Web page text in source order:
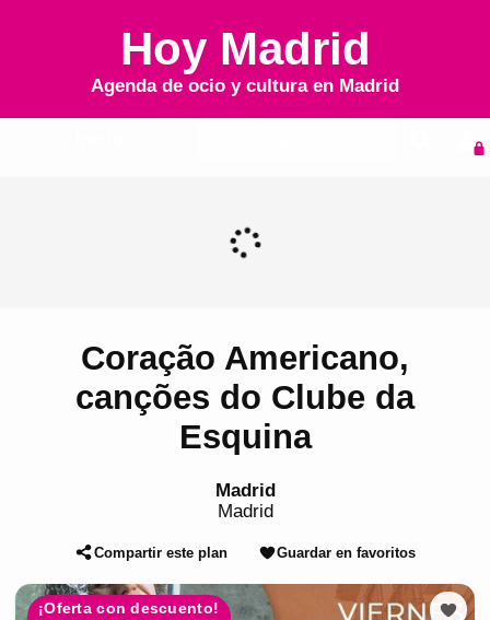
Hoy Madrid
Agenda de ocio y cultura en Madrid
Coração Americano,
canções do Clube da
Esquina
Madrid
Madrid
Compartir este plan Guardar en favoritos
¡Oferta con descuento!